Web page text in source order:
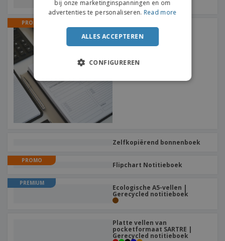
PROMO
Server pads
Zelfkopiërend bonnenboek
PROMO
Flipchart Notitieboek
PREMIUM
Ecologische A5-vellen |
Gerecycled notitieboek
Platte vellen van
pocketformaat SARTRE |
Gerecycled notitieboek
bij onze marketinginspanningen en om
advertenties te personaliseren. Read more
ALLES ACCEPTEREN
CONFIGUREREN